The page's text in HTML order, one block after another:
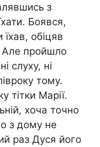
з
Боявся,
обіцяв
Але пройшло
слуху, ні
тому.
тітки Марії.
хоча точно
з дому не
раз Дуся його